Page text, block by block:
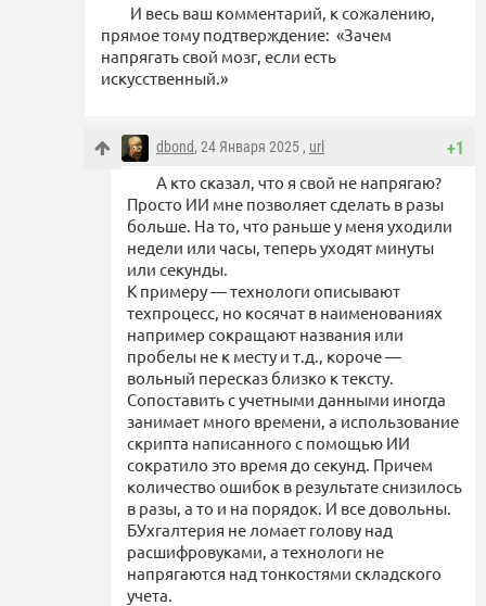
И весь ваш комментарий, к сожалению,
прямое тому подтверждение: «Зачем
напрягать свой мозг, если есть
искусственный.»
+1
dbond, 24 Января 2025 , url
А кто сказал, что я свой не напрягаю?
Просто ИИ мне позволяет сделать в разы
больше. На то, что раньше у меня уходили
недели или часы, теперь уходят минуты
или секунды.
К примеру — технологи описывают
техпроцесс, но косячат в наименованиях
например сокращают названия или
пробелы не к месту и т.д., короче —
вольный пересказ близко к тексту.
Сопоставить с учетными данными иногда
занимает много времени, а использование
скрипта написанного с помощью ИИ
сократило это время до секунд. Причем
количество ошибок в результате снизилось
в разы, а то и на порядок. И все довольны.
БУхгалтерия не ломает голову над
расшифровуками, а технологи не
напрягаются над тонкостями складского
учета.